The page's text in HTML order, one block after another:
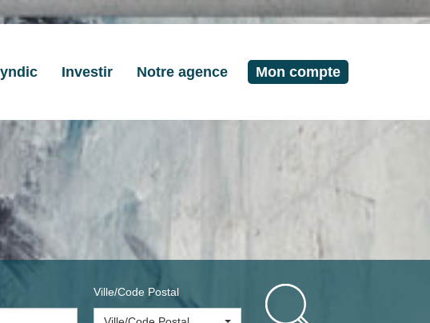
Investir Notre agence Mon compte
Ville/Code Postal